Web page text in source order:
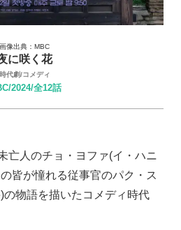
画像出典：MBC
に咲く花
時代劇/コメディ
2024/全12話
亡人のチョ・ヨファ(イ・ハニ
皆が憧れる従事官のパク・ス
の物語を描いたコメディ時代